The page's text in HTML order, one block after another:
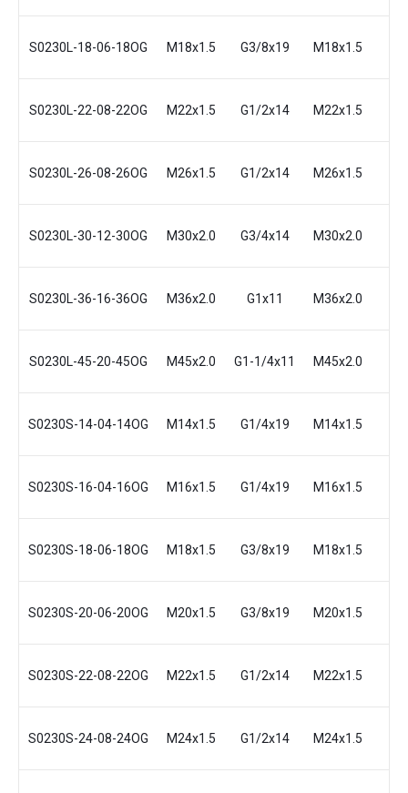
S0230L-18-06-18OG M18x1.5 G3/8x19 M18x1.5
S0230L-22-08-22OG M22x1.5 G1/2x14 M22x1.5
S0230L-26-08-26OG M26x1.5 G1/2x14 M26x1.5
S0230L-30-12-30OG M30x2.0 G3/4x14 M30x2.0
S0230L-36-16-36OG M36x2.0 G1x11 M36x2.0
S0230L-45-20-45OG M45x2.0 G1-1/4x11 M45x2.0
S0230S-14-04-14OG M14x1.5 G1/4x19 M14x1.5
S0230S-16-04-16OG M16x1.5 G1/4x19 M16x1.5
S0230S-18-06-18OG M18x1.5 G3/8x19 M18x1.5
S0230S-20-06-20OG М20x1.5 G3/8x19 М20x1.5
S0230S-22-08-22OG M22x1.5 G1/2x14 M22x1.5
S0230S-24-08-24OG M24x1.5 G1/2x14 M24x1.5